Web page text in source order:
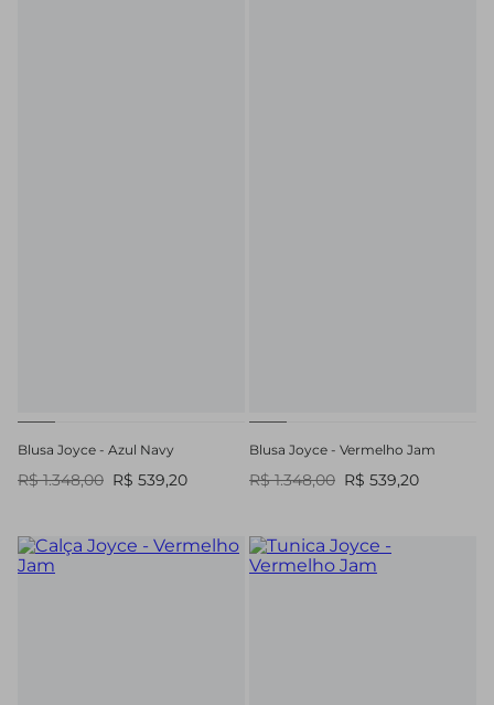
Blusa Joyce - Azul Navy
R$ 1.348,00 R$ 539,20
Blusa Joyce - Vermelho Jam
R$ 1.348,00 R$ 539,20